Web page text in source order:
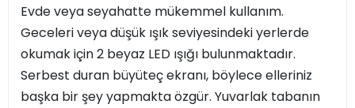
Evde veya seyahatte mükemmel kullanım.
Geceleri veya düşük ışık seviyesindeki yerlerde
okumak için 2 beyaz LED ışığı bulunmaktadır.
Serbest duran büyüteç ekranı, böylece elleriniz
başka bir şey yapmakta özgür. Yuvarlak tabanın